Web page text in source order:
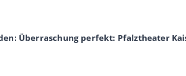
Überraschung perfekt: Pfalztheater